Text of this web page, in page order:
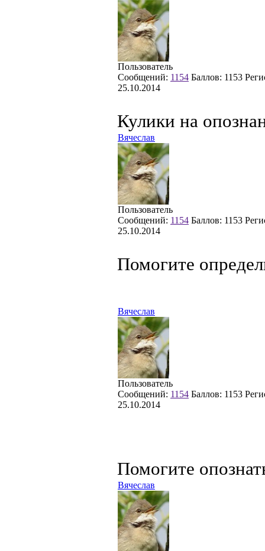
Пользователь
Сообщений: 1154 Баллов: 1153
25.10.2014
Кулики на
Вячеслав
Пользователь
Сообщений: 1154 Баллов: 1153
25.10.2014
Помогите
Вячеслав
Пользователь
Сообщений: 1154 Баллов: 1153
25.10.2014
Помогите
Вячеслав